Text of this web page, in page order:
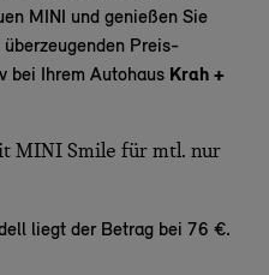
MINI und genießen Sie
überzeugenden Preis-
bei Ihrem Autohaus Krah +
MINI Smile für mtl. nur
liegt der Betrag bei 76 €.